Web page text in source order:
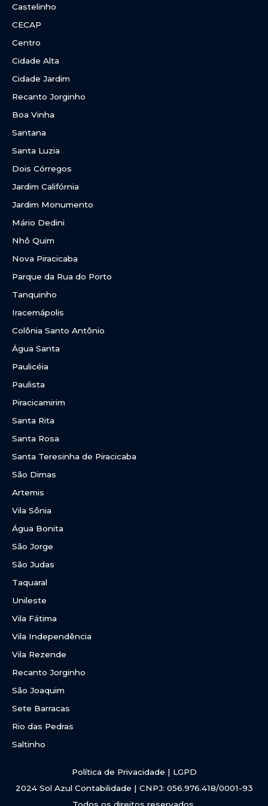
Castelinho
CECAP
Centro
Cidade Alta
Cidade Jardim
Recanto Jorginho
Boa Vinha
Santana
Santa Luzia
Dois Córregos
Jardim Califórnia
Jardim Monumento
Mário Dedini
Nhô Quim
Nova Piracicaba
Parque da Rua do Porto
Tanquinho
Iracemápolis
Colônia Santo Antônio
Água Santa
Paulicéia
Paulista
Piracicamirim
Santa Rita
Santa Rosa
Santa Teresinha de Piracicaba
São Dimas
Artemis
Vila Sônia
Água Bonita
São Jorge
São Judas
Taquaral
Unileste
Vila Fátima
Vila Independência
Vila Rezende
Recanto Jorginho
São Joaquim
Sete Barracas
Rio das Pedras
Saltinho
Política de Privacidade | LGPD
2024 Sol Azul Contabilidade | CNPJ: 056.976.418/0001-93